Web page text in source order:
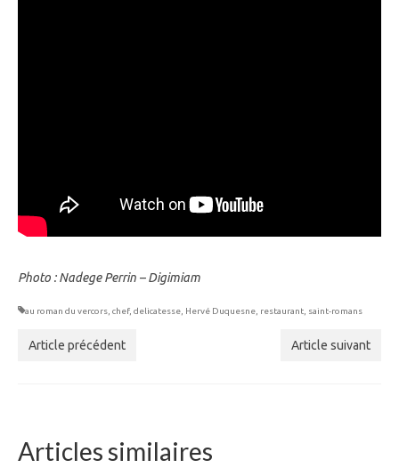
Photo : Nadege Perrin – Digimiam
au roman du vercors chef, delicatesse Hervé Duquesne restaurant saint-romans
Article précédent Article suivant
Articles similaires